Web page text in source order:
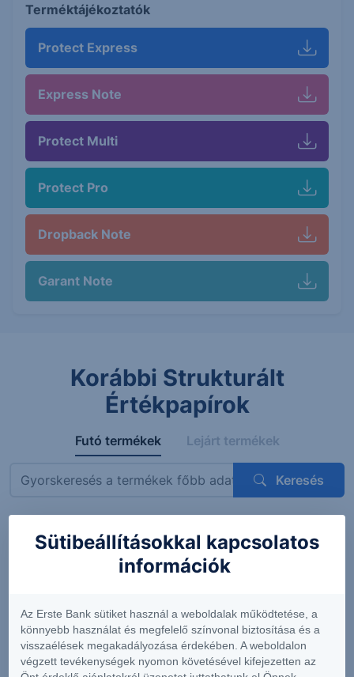
Terméktájékoztatók
Protect Express
Express Note
Protect Multi
Protect Pro
Dropback Note
Garant Note
Korábbi Strukturált
Értékpapírok
Futó termékek Lejárt termékek
Keresés
Megnevezés ISIN Mögöttes termék Kupon
Express
OneStar
Smart
Infrastructure
EUR 26-29
AT0000A3VVT6
Siemens AG
Sütibeállításokkal kapcsolatos
információk
Az Erste Bank sütiket használ a weboldalak működtetése, a
könnyebb használat és megfelelő színvonal biztosítása és a
visszaélések megakadályozása érdekében. A weboldalon
végzett tevékenységek nyomon követésével kifejezetten az